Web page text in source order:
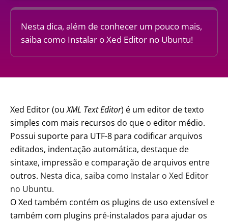
Nesta dica, além de conhecer um pouco mais,
saiba como Instalar o Xed Editor no Ubuntu!
Xed Editor (ouXML Text Editor) é um editor de texto
simples com mais recursos do que o editor médio.
Possui suporte para UTF-8 para codificar arquivos
editados, indentação automática, destaque de
sintaxe, impressão e comparação de arquivos entre
outros. Nesta dica, saiba como Instalar o Xed Editor
no Ubuntu.
O Xed também contém os plugins de uso extensível e
também com plugins pré-instalados para ajudar os